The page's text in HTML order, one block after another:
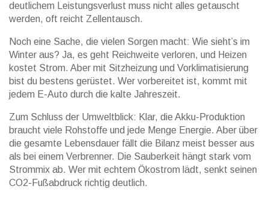
deutlichem Leistungsverlust muss nicht alles getauscht
werden, oft reicht Zellentausch.
Noch eine Sache, die vielen Sorgen macht: Wie sieht’s im
Winter aus? Ja, es geht Reichweite verloren, und Heizen
kostet Strom. Aber mit Sitzheizung und Vorklimatisierung
bist du bestens gerüstet. Wer vorbereitet ist, kommt mit
jedem E-Auto durch die kalte Jahreszeit.
Zum Schluss der Umweltblick: Klar, die Akku-Produktion
braucht viele Rohstoffe und jede Menge Energie. Aber über
die gesamte Lebensdauer fällt die Bilanz meist besser aus
als bei einem Verbrenner. Die Sauberkeit hängt stark vom
Strommix ab. Wer mit echtem Ökostrom lädt, senkt seinen
CO2-Fußabdruck richtig deutlich.